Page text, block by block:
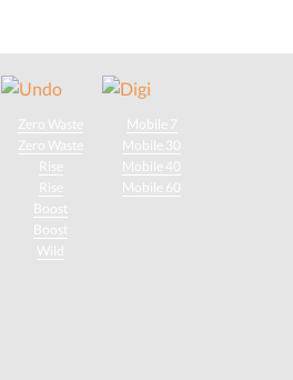
Zero Waste
Zero Waste
Rise
Rise
Boost
Boost
Wild
Mobile 7
Mobile 30
Mobile 40
Mobile 60